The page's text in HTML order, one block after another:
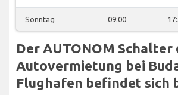
Sonntag 09:00
Der AUTONOM Schalter
Autovermietung bei
Flughafen befindet sich